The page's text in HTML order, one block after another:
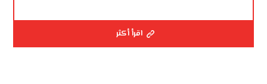
اقرأ أكثر